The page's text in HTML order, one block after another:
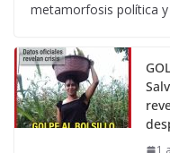
metamorfosis política y